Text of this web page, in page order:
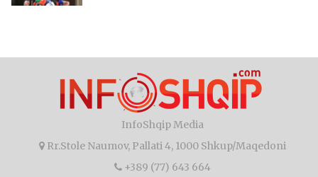
InfoShqip Media
Rr.Stole Naumov, Pallati 4, 1000 Shkup/Maqedoni
+389 (77) 643 664